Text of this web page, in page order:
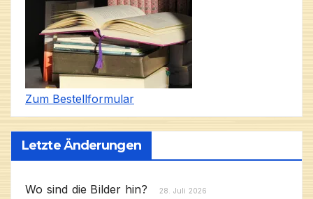
Zum Bestellformular
Letzte Änderungen
Wo sind die Bilder hin? 28. Juli 2026